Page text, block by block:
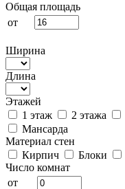
Общая площадь
от
Ширина
Длина
Этажей
1 этаж
2 этажа
Мансарда
Материал стен
Кирпич
Блоки
Число комнат
от